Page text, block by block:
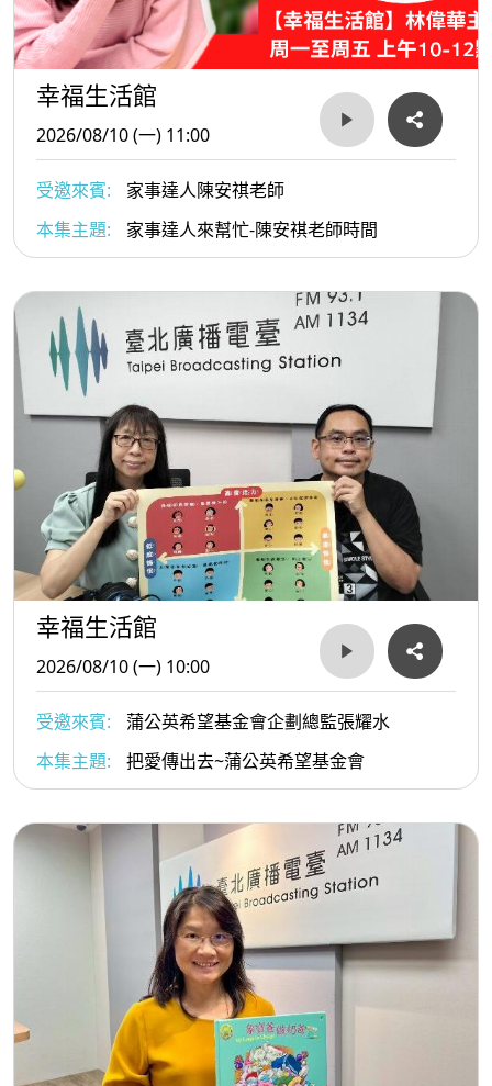
幸福生活館
2026/08/10 (一) 11:00
受邀來賓:
家事達人陳安祺老師
本集主題:
家事達人來幫忙-陳安祺老師時間
幸福生活館
2026/08/10 (一) 10:00
受邀來賓:
蒲公英希望基金會企劃總監張耀水
本集主題:
把愛傳出去~蒲公英希望基金會